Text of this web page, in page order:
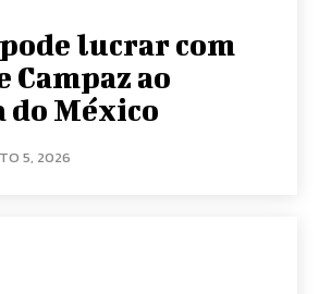
lucrar com
Campaz ao
do México
5, 2026